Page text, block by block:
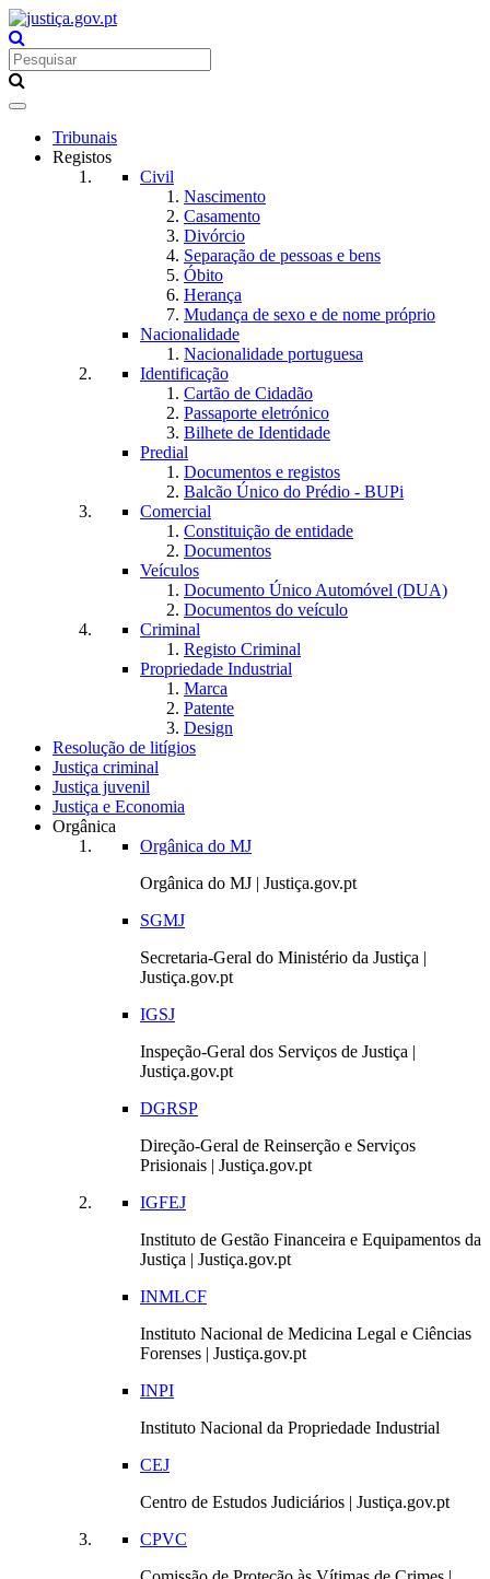
Toggle
navigationTribunais
Registos
Civil
Nascimento
Casamento
Divórcio
Separação de pessoas e bens
Óbito
Herança
Mudança de sexo e de nome próprio
Nacionalidade
Nacionalidade portuguesa
Identificação
Cartão de Cidadão
Passaporte eletrónico
Bilhete de Identidade
Predial
Documentos e registos
Balcão Único do Prédio - BUPi
Comercial
Constituição de entidade
Documentos
Veículos
Documento Único Automóvel (DUA)
Documentos do veículo
Criminal
Registo Criminal
Propriedade Industrial
Marca
Patente
Design
Resolução de litígios
Justiça criminal
Justiça juvenil
Justiça e Economia
Orgânica
Orgânica do MJ
Orgânica do MJ | Justiça.gov.pt
SGMJ
Secretaria-Geral do Ministério da Justiça |
Justiça.gov.pt
IGSJ
Inspeção-Geral dos Serviços de Justiça |
Justiça.gov.pt
DGRSP
Direção-Geral de Reinserção e Serviços
Prisionais | Justiça.gov.pt
IGFEJ
Instituto de Gestão Financeira e Equipamentos da
Justiça | Justiça.gov.pt
INMLCF
Instituto Nacional de Medicina Legal e Ciências
Forenses | Justiça.gov.pt
INPI
Instituto Nacional da Propriedade Industrial
CEJ
Centro de Estudos Judiciários | Justiça.gov.pt
CPVC